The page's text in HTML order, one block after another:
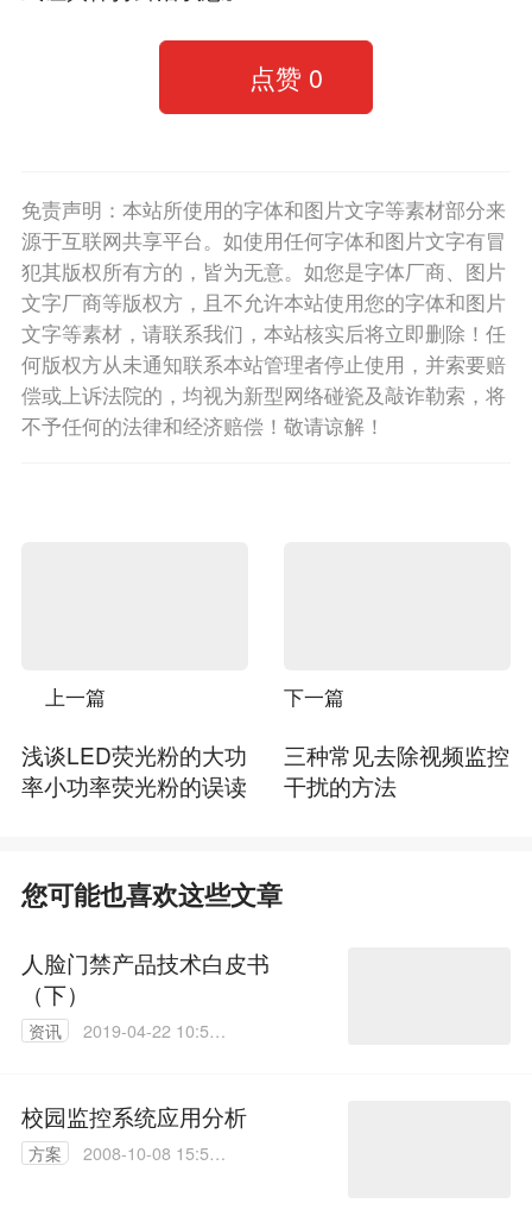
点赞 0
免责声明：本站所使用的字体和图片文字等素材部分来
源于互联网共享平台。如使用任何字体和图片文字有冒
犯其版权所有方的，皆为无意。如您是字体厂商、图片
文字厂商等版权方，且不允许本站使用您的字体和图片
文字等素材，请联系我们，本站核实后将立即删除！任
何版权方从未通知联系本站管理者停止使用，并索要赔
偿或上诉法院的，均视为新型网络碰瓷及敲诈勒索，将
不予任何的法律和经济赔偿！敬请谅解！
上一篇
浅谈LED荧光粉的大功
率小功率荧光粉的误读
下一篇
三种常见去除视频监控
干扰的方法
您可能也喜欢这些文章
人脸门禁产品技术白皮书
（下）
资讯
2019-04-22 10:51:
校园监控系统应用分析
方案
2008-10-08 15:51: